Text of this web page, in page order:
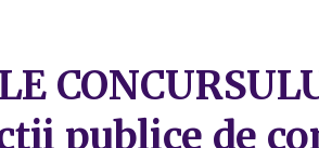
publice de